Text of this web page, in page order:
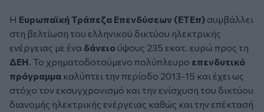
Η Ευρωπαϊκή Τράπεζα Επενδύσεων (ΕΤΕπ) συμβάλλει
στη βελτίωση του ελληνικού δικτύου ηλεκτρικής
ενέργειας με ένα δάνειο ύψους 235 εκατ. ευρώ προς τη
ΔΕΗ. Το χρηματοδοτούμενο πολύπλευρο επενδυτικό
πρόγραμμα καλύπτει την περίοδο 2013-15 και έχει ως
στόχο τον εκσυγχρονισμό και την ενίσχυση του δικτύου
διανομής ηλεκτρικής ενέργειας καθώς και την επέκτασή